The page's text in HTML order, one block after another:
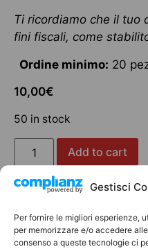
Gestisci
Per fornire le migliori esperienze,
per memorizzare e/o accedere
consenso a queste tecnologie ci
Ti ricordiamo che il tuo
fini fiscali, come
Ordine minimo: 20
10,00€
50 in stock
Add to cart
Discover other